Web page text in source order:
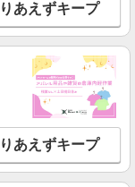
験・能力・資格等
士 時給1,257円 その
改善加算含む 〇時
当 〇夜勤手当 〇深
当 〇早朝7:00〜
25％UP
毛町 千葉県千葉市
細を見る
あえずキープ
あえずキープ